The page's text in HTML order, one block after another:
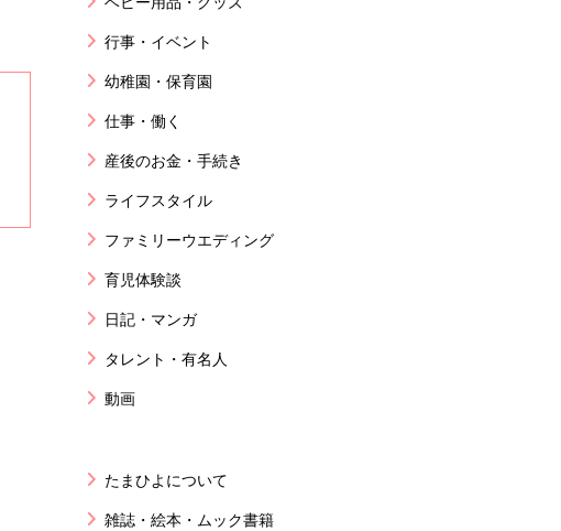
行事・イベント
幼稚園・保育園
仕事・働く
産後のお金・手続き
ライフスタイル
ファミリーウエディング
育児体験談
日記・マンガ
タレント・有名人
動画
たまひよについて
雑誌・絵本・ムック書籍